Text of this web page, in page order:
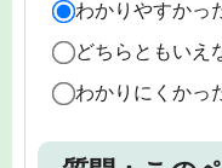
わかりやすかっ
どちらともいえ
わかりにくかっ